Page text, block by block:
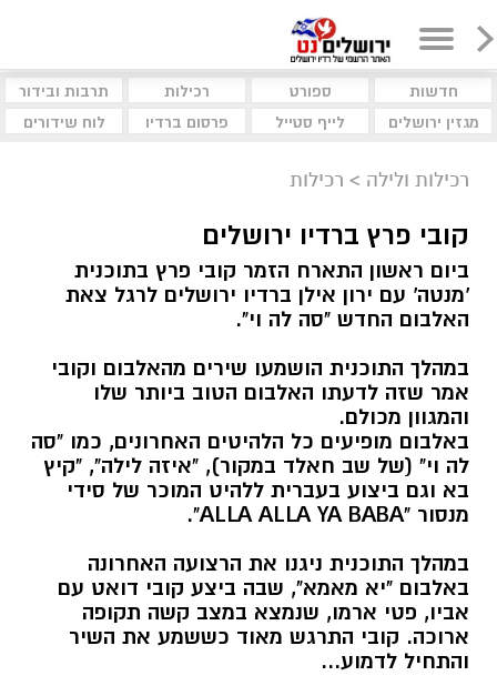
חדשות ספורט רכילות
תרבות ובידור
מגזין ירושלים
לייף סטייל פרסום ברדיו לוח שידורים
רכילות ולילה > רכילות
קובי פרץ ברדיו ירושלים
ביום ראשון התארח הזמר קובי פרץ בתוכנית
'מנטה' עם ירון אילן ברדיו ירושלים לרגל צאת
האלבום החדש "סה לה וי".
במהלך התוכנית הושמעו שירים מהאלבום וקובי
אמר שזה לדעתו האלבום הטוב ביותר שלו
והמגוון מכולם.
באלבום מופיעים כל הלהיטים האחרונים, כמו "סה
לה וי" (של שב חאלד במקור), "איזה לילה", "קיץ
בא וגם ביצוע בעברית ללהיט המוכר של סידי
מנסור "ALLA ALLA YA BABA".
במהלך התוכנית ניגנו את הרצועה האחרונה
באלבום "יא מאמא", שבה ביצע קובי דואט עם
אביו, פטי ארמו, שנמצא במצב קשה תקופה
ארוכה. קובי התרגש מאוד כששמע את השיר
והתחיל לדמוע...